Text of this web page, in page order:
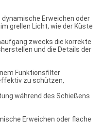
Erweichen oder
grellen Licht, wie der Küste
zwecks die korrekte
und die Details der
Funktionsfilter
zu schützen,
während des Schießens
Erweichen oder flache